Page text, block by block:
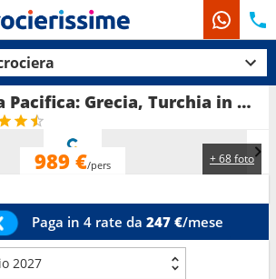
Crociera Costa Pacifica: Grecia, Turchia in partenza da Pireo - Atene
+ 68 foto
989 €/pers
Paga in 4 rate da 247 €/mese
2027
Compagnie